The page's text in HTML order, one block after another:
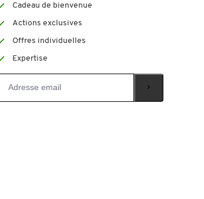
Cadeau de bienvenue
Actions exclusives
Offres individuelles
Expertise